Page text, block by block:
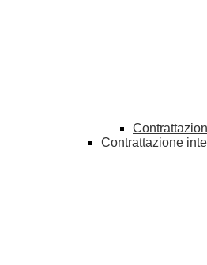
Contrattazione